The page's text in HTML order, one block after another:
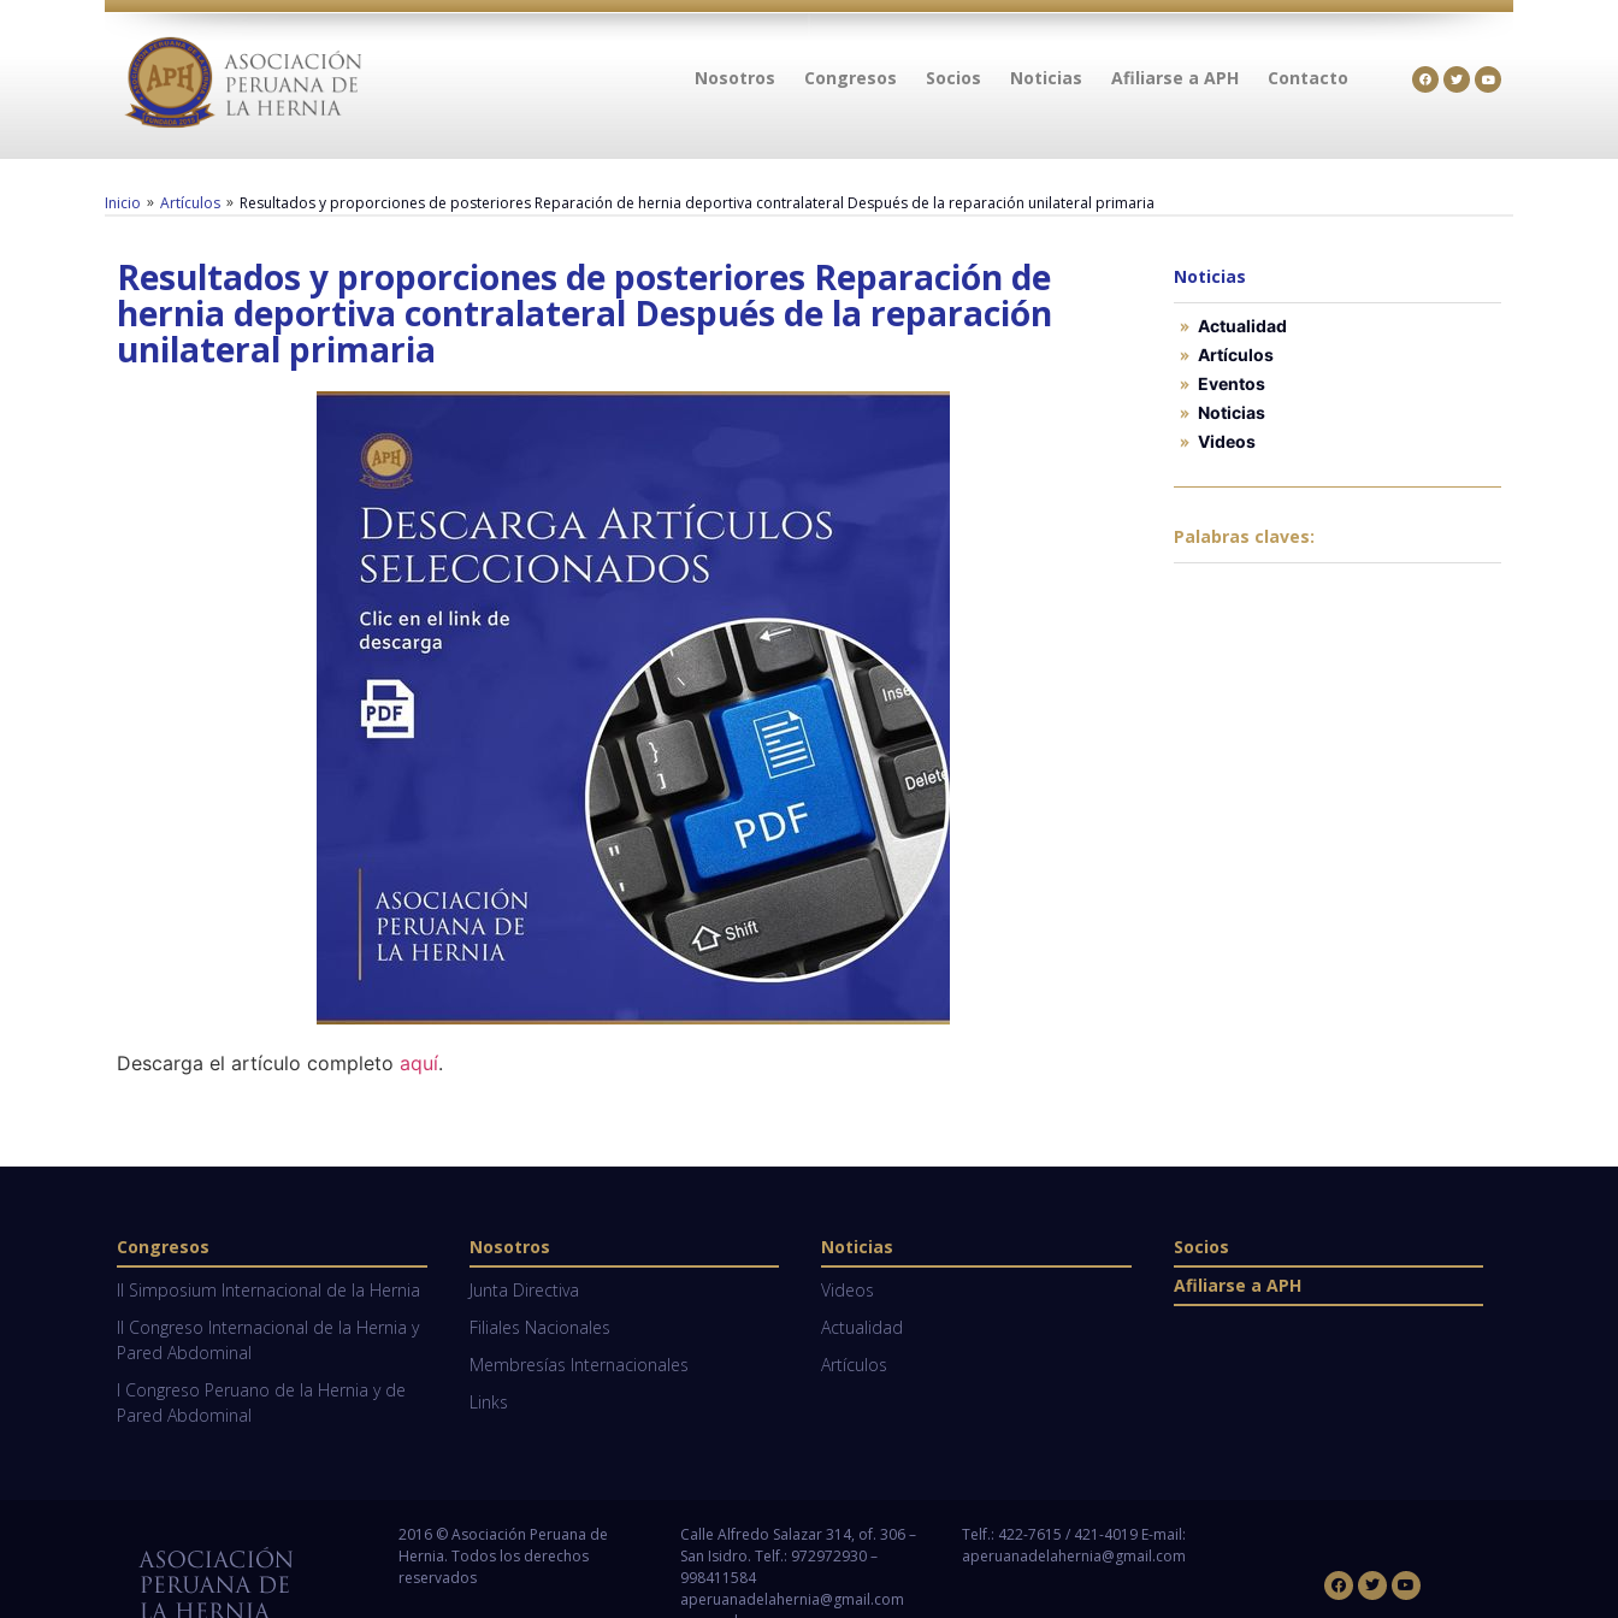
Nosotros Congresos Socios Noticias Afiliarse a APH Contacto
Inicio » Artículos » Resultados y proporciones de posteriores Reparación de hernia deportiva contralateral Después de la reparación unilateral primaria
Resultados y proporciones de posteriores Reparación de
hernia deportiva contralateral Después de la reparación
unilateral primaria
Descarga el artículo completo aquí.
Noticias
Actualidad
Artículos
Eventos
Noticias
Videos
Palabras claves:
Congresos
II Simposium Internacional de la Hernia
II Congreso Internacional de la Hernia y
Pared Abdominal
I Congreso Peruano de la Hernia y de
Pared Abdominal
Nosotros
Junta Directiva
Filiales Nacionales
Membresías Internacionales
Links
Noticias
Videos
Actualidad
Artículos
Socios
Afiliarse a APH
2016 © Asociación Peruana de
Hernia. Todos los derechos
reservados
Calle Alfredo Salazar 314, of. 306 –
San Isidro. Telf.: 972972930 –
998411584
aperuanadelahernia@gmail.com
Telf.: 422-7615 / 421-4019 E-mail:
aperuanadelahernia@gmail.com